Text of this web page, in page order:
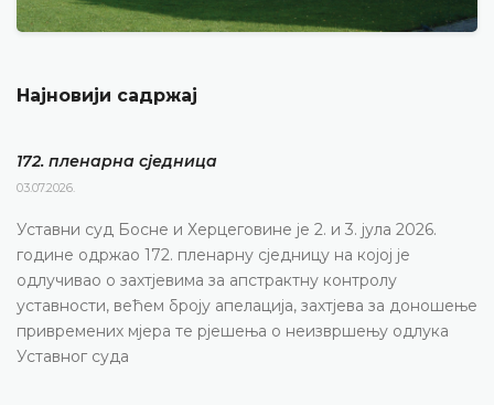
Најновији садржај
172. пленарна сједницa
03.07.2026.
Уставни суд Босне и Херцеговине је 2. и 3. јула 2026.
године одржао 172. пленарну сједницу на којој је
одлучивао о захтјевима за апстрактну контролу
уставности, већем броју апелација, захтјева за доношење
привремених мјера те рјешења о неизвршењу одлука
Уставног суда